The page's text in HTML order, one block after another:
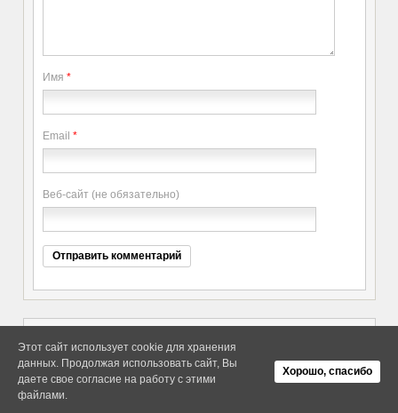
Имя *
Email *
Веб-сайт (не обязательно)
Об Arras WordPress Theme
Copyright elitethings. All Rights
Reserved.
Этот сайт использует cookie для хранения
данных. Продолжая использовать сайт, Вы
даете свое согласие на работу с этими
файлами.
Хорошо, спасибо